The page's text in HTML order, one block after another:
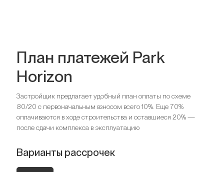
Спальни
Ищете выгодный вариант для
инвестиций?
цене
Спальни
Ищете выгодный вариант для
инвестиций?
План платежей Park
Horizon
Застройщик предлагает удобный план оплаты по схеме
80/20 с первоначальным взносом всего 10%. Еще 70%
оплачиваются в ходе строительства и оставшиеся 20% —
после сдачи комплекса в эксплуатацию
Варианты рассрочек